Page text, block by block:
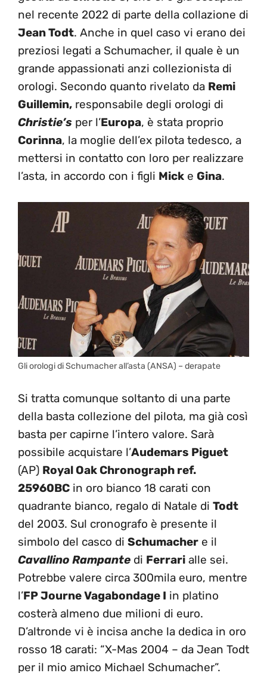
nel recente 2022 di parte della collazione di
Jean Todt. Anche in quel caso vi erano dei
preziosi legati a Schumacher, il quale è un
grande appassionati anzi collezionista di
orologi. Secondo quanto rivelato da Remi
Guillemin, responsabile degli orologi di
Christie’s per l’Europa, è stata proprio
Corinna, la moglie dell’ex pilota tedesco, a
mettersi in contatto con loro per realizzare
l’asta, in accordo con i figli Mick e Gina.
Gli orologi di Schumacher all’asta (ANSA) – derapate
Si tratta comunque soltanto di una parte
della basta collezione del pilota, ma già così
basta per capirne l’intero valore. Sarà
possibile acquistare l’Audemars Piguet
(AP) Royal Oak Chronograph ref.
25960BC in oro bianco 18 carati con
quadrante bianco, regalo di Natale di Todt
del 2003. Sul cronografo è presente il
simbolo del casco di Schumacher e il
Cavallino Rampante di Ferrari alle sei.
Potrebbe valere circa 300mila euro, mentre
l’FP Journe Vagabondage I in platino
costerà almeno due milioni di euro.
D’altronde vi è incisa anche la dedica in oro
rosso 18 carati: “X-Mas 2004 – da Jean Todt
per il mio amico Michael Schumacher”.